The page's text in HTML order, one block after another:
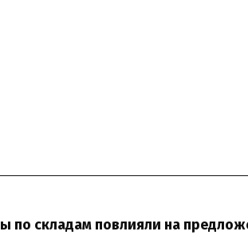
по складам повлияли на